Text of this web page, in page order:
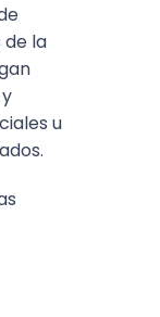
la
u